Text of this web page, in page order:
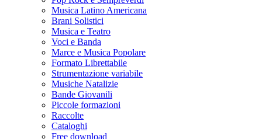
Musica Latino Americana
Brani Solistici
Musica e Teatro
Voci e Banda
Marce e Musica Popolare
Formato Librettabile
Strumentazione variabile
Musiche Natalizie
Bande Giovanili
Piccole formazioni
Raccolte
Cataloghi
Free download